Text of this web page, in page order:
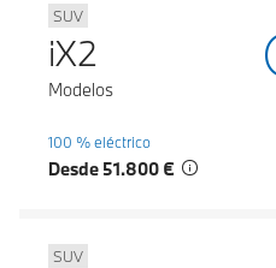
SUV
iX2
Modelos
100 % eléctrico
Desde 51.800 €
SUV